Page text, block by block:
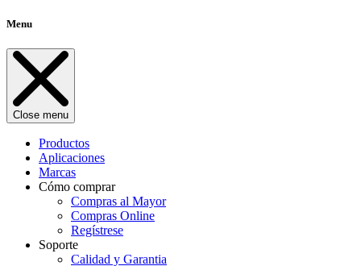
Menu
Close menu
Productos
Aplicaciones
Marcas
Cómo comprar
Compras al Mayor
Compras Online
Regístrese
Soporte
Calidad y Garantia